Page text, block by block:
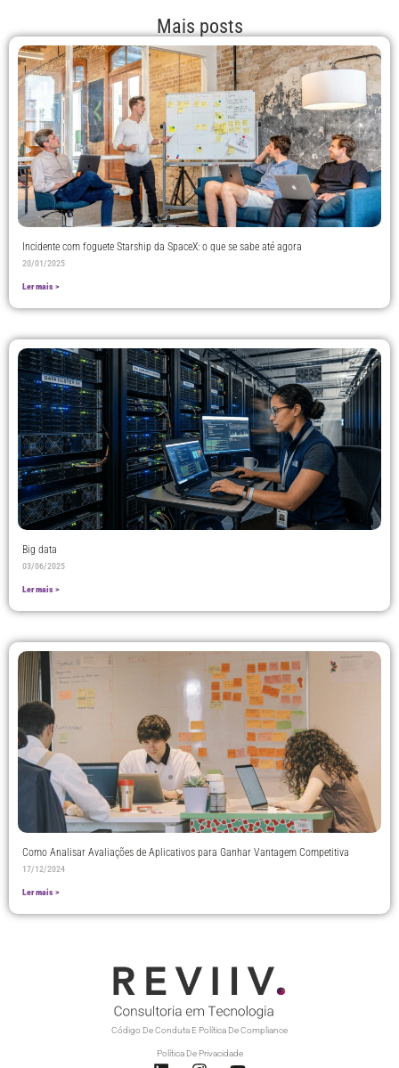
Mais posts
Incidente com foguete Starship da SpaceX: o que se sabe até agora
20/01/2025
Ler mais >
Big data
03/06/2025
Ler mais >
Como Analisar Avaliações de Aplicativos para Ganhar Vantagem Competitiva
17/12/2024
Ler mais >
Código De Conduta E Política De Compliance
Política De Privacidade